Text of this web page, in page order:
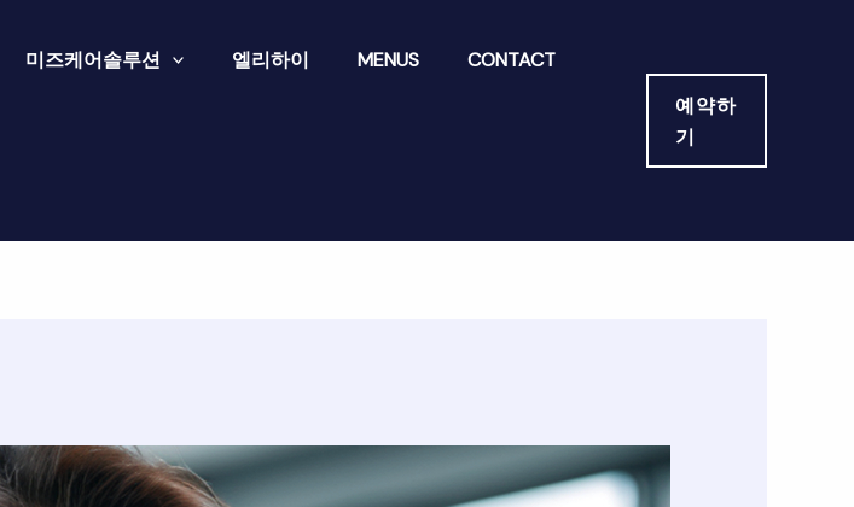
미즈케어솔루션 엘리하이 MENUS CONTACT
예약하
기